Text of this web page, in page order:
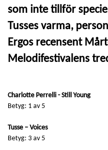
som inte tillför
Tusses varma,
Ergos recensent
Melodifestivalens
Charlotte Perrelli - Still Young
Betyg: 1 av 5
Tusse – Voices
Betyg: 3 av 5